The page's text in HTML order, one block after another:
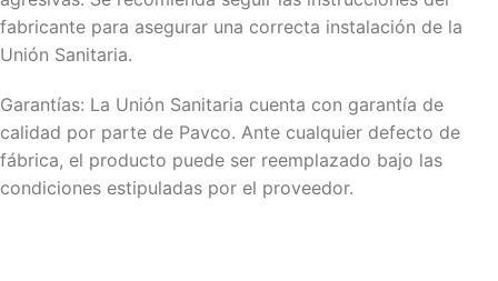
fabricante para asegurar una correcta instalación de la
Unión Sanitaria.
Garantías: La Unión Sanitaria cuenta con garantía de
calidad por parte de Pavco. Ante cualquier defecto de
fábrica, el producto puede ser reemplazado bajo las
condiciones estipuladas por el proveedor.